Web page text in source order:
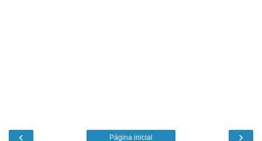
‹ ›
Página inicial